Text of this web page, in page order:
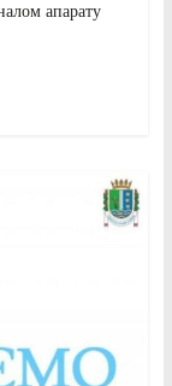
апарату